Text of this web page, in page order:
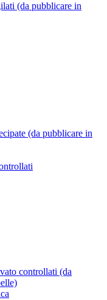
(da pubblicare in
(da pubblicare in
controllati (da